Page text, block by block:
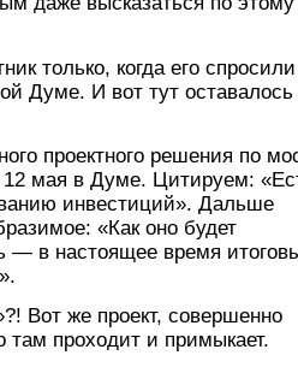
только, когда его
Думе. И вот тут оставалось
проектного решения по
мая в Думе. Цитируем:
инвестиций». Дальше
«Как оно будет
— в настоящее время
Вот же проект, совершенно
там проходит и примыкает.